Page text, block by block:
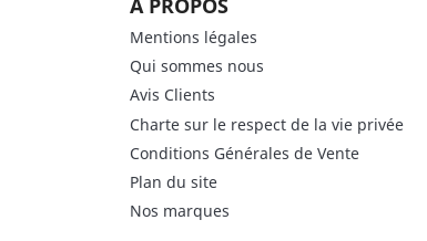
A PROPOS
Mentions légales
Qui sommes nous
Avis Clients
Charte sur le respect de la vie privée
Conditions Générales de Vente
Plan du site
Nos marques